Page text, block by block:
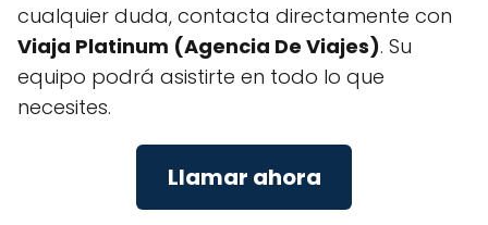
cualquier duda, contacta directamente con
Viaja Platinum (Agencia De Viajes). Su
equipo podrá asistirte en todo lo que
necesites.
Llamar ahora